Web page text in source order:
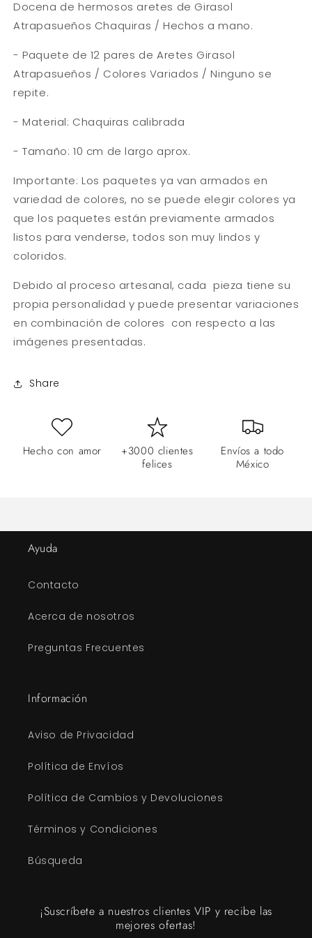
Girasol
Atrapasueños
Chaquiras
/
Hechos
a
Mano
Girasol
Atrapasueños
Chaquiras
/
Hechos
a
Docena de hermosos aretes de Girasol
Atrapasueños Chaquiras / Hechos a mano.
- Paquete de 12 pares de Aretes Girasol
Atrapasueños / Colores Variados / Ninguno se
repite.
- Material: Chaquiras calibrada
- Tamaño: 10 cm de largo aprox.
Importante: Los paquetes ya van armados en
variedad de colores, no se puede elegir colores ya
que los paquetes están previamente armados
listos para venderse, todos son muy lindos y
coloridos.
Debido al proceso artesanal, cada pieza tiene su
propia personalidad y puede presentar variaciones
en combinación de colores con respecto a las
imágenes presentadas.
Share
Hecho con amor
+3000 clientes
felices
Envíos a todo
México
Ayuda
Contacto
Acerca de nosotros
Preguntas Frecuentes
Información
Aviso de Privacidad
Política de Envíos
Política de Cambios y Devoluciones
Términos y Condiciones
Búsqueda
¡Suscríbete a nuestros clientes VIP y recibe las
mejores ofertas!